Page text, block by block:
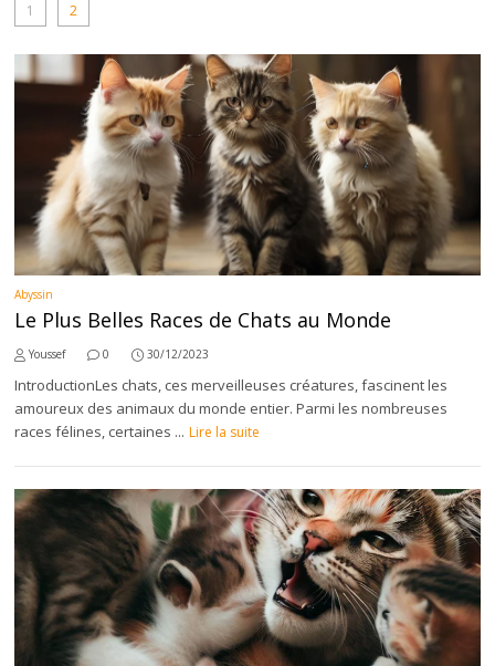
1 2
Abyssin
Le Plus Belles Races de Chats au Monde
Youssef 0 30/12/2023
IntroductionLes chats, ces merveilleuses créatures, fascinent les
amoureux des animaux du monde entier. Parmi les nombreuses
races félines, certaines ... Lire la suite